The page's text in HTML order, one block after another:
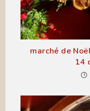
marché de
14